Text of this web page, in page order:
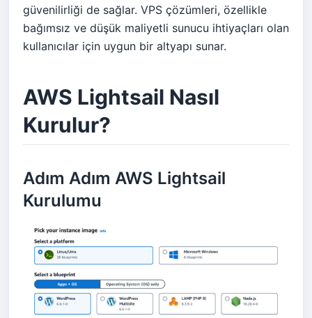
güvenilirliği de sağlar. VPS çözümleri, özellikle
bağımsız ve düşük maliyetli sunucu ihtiyaçları olan
kullanıcılar için uygun bir altyapı sunar.
AWS Lightsail Nasıl
Kurulur?
Adım Adım AWS Lightsail
Kurulumu